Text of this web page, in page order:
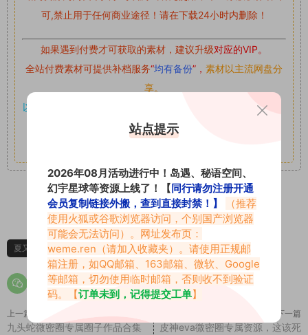
可,禁止用于任何商业途径！请在下载24小时内删除！
如果遇到付费才可获取的素材，建议升级对应的VIP。
全站付费素材可提供补档服务“均有备份”， 素材以主流网盘分
享。
以7z、7z分卷格式压缩，
电脑：
7-zip；安卓：zarchiver；苹果：解压专家
3 0
夏又米 夏又米微密圈
上一篇
九头蛇微密圈专属圈子作品合集
下一篇
皮神eva微密圈专属资源，这该死
站点提示
2026年08月活动进行中！岛遇、秘语空间、
幻宇星球等资源上线了！【同行请勿注册开通
会员复制链接外搬，查到直接封禁！】
（推荐
使用火狐或谷歌浏览器访问，个别国产浏览器
可能会无法访问）。网址发布页：
weme.ren （请加入收藏夹）。请使用正规邮
箱注册，如QQ邮箱、163邮箱、微软、Google
等邮箱，切勿使用临时邮箱，否则收不到验证
码。【订单未到，记得提交工单】